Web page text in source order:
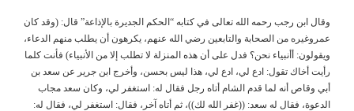
وقال ابن رجب رحمه الله تعالى في كتابه “الحكم الجديرة بالإذاعة” قال: (وقد كان
عمروغيره من الصحابة والتابعين رضي الله عنهم، يكرهون أن يطلب منهم الدعاء،
ويقولون: أأنبياء نحن؟ فدل على أن هذه المنزلة لا تطلب إلا من الأنبياء) فأنت كلما
رأيت أخاك تقول: ادع لي، ادع لي، هذا ليس بحسن، وأخرج ابن جرير عن سعد بن
أبي وقاص أنه لما قدم الشام أتاه رجل فقال له: استغفر لي، وكان سعد مجاب
الدعوة، فقال له سعد: ((غفر الله لك))، ثم أتاه آخر، فقال: استغفر لي، فقال له: